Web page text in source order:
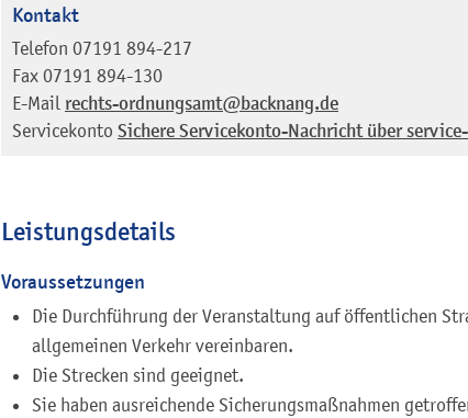
Kontakt
Telefon 07191 894-217
Fax 07191 894-130
E-Mail rechts-ordnungsamt@backnang.de
Servicekonto Sichere Servicekonto-Nachricht über
Leistungsdetails
Voraussetzungen
Die Durchführung der Veranstaltung auf öffentlichen
allgemeinen Verkehr vereinbaren.
Die Strecken sind geeignet.
Sie haben ausreichende Sicherungsmaßnahmen